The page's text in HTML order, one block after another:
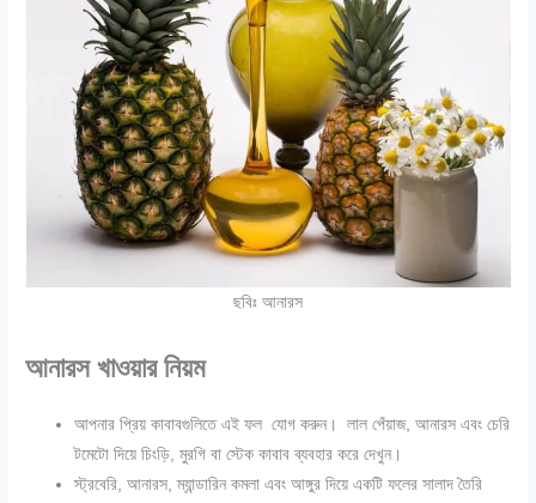
ছবিঃ আনারস
আনারস খাওয়ার নিয়ম
আপনার প্রিয় কাবাবগুলিতে এই ফল যোগ করুন। লাল পেঁয়াজ, আনারস এবং চেরি
টমেটো দিয়ে চিংড়ি, মুরগি বা স্টেক কাবাব ব্যবহার করে দেখুন।
স্ট্রবেরি, আনারস, ম্যান্ডারিন কমলা এবং আঙ্গুর দিয়ে একটি ফলের সালাদ তৈরি